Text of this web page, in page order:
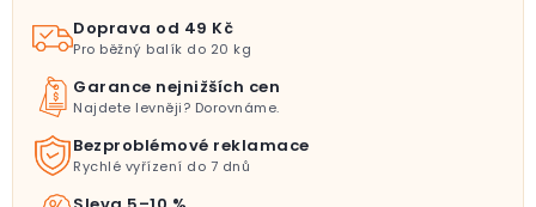
Dárkové tipy
Slevy
Pro mazlíky
Doprava od 49 Kč
Pro běžný balík do 20 kg
Garance nejnižších cen
Najdete levněji? Dorovnáme.
Bezproblémové reklamace
Rychlé vyřízení do 7 dnů